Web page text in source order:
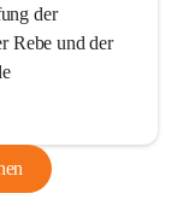
der
Rebe und der